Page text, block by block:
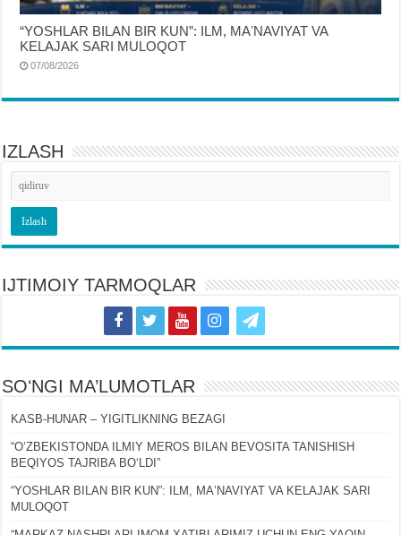
“YOSHLAR BILAN BIR KUN”: ILM, MAʼNAVIYAT VA
KELAJAK SARI MULOQOT
07/08/2026
IZLASH
IJTIMOIY TARMOQLAR
SOʻNGI MA’LUMOTLAR
KASB-HUNAR – YIGITLIKNING BEZAGI
“OʻZBEKISTONDA ILMIY MEROS BILAN BEVOSITA TANISHISH
BEQIYOS TAJRIBA BOʻLDI”
“YOSHLAR BILAN BIR KUN”: ILM, MAʼNAVIYAT VA KELAJAK SARI
MULOQOT